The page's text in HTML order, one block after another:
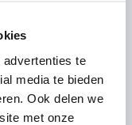
te
media te bieden
Ook delen we
met onze